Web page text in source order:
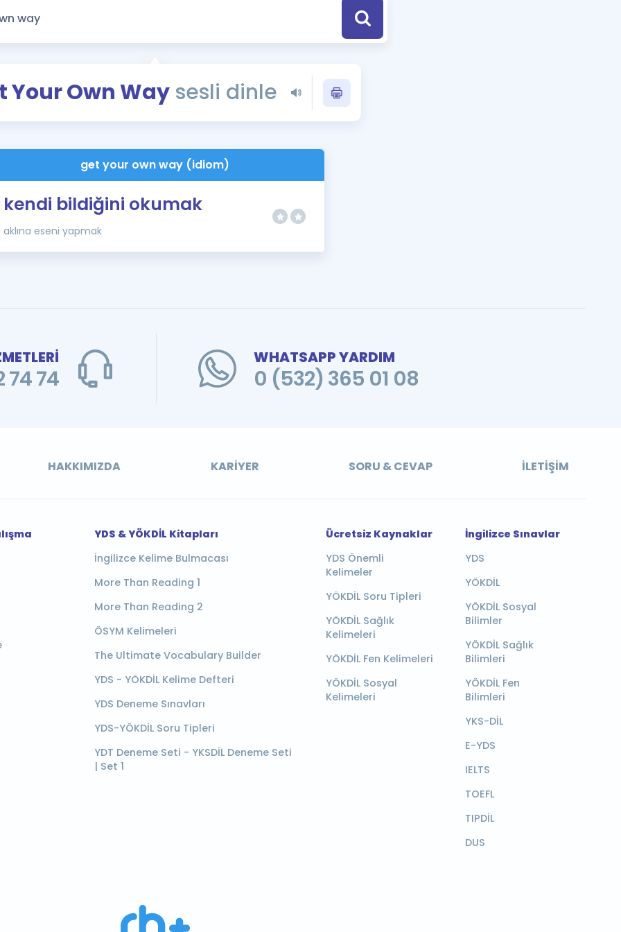
Eğitim ve Kitaplara Özel Fırsatlar
YDS - YÖKDİL Tüm Sınavlarla İlgili Haberler
İngilizce Gramer
İngilizce Gramer ve Konu Anlatımı
Your Own Waysesli dinle
get your own way (idiom)
kendi bildiğini okumak
aklına eseni yapmak
74
WHATSAPP YARDIM
0 (532) 365 01 08
HAKKIMIZDA KARIYER SORU & CEVAP İLETIŞIM
YDS & YÖKDİL Kitapları
İngilizce Kelime Bulmacası
More Than Reading 1
More Than Reading 2
ÖSYM Kelimeleri
The Ultimate Vocabulary Builder
YDS - YÖKDİL Kelime Defteri
YDS Deneme Sınavları
YDS-YÖKDİL Soru Tipleri
YDT Deneme Seti - YKSDİL Deneme Seti
| Set 1
Ücretsiz Kaynaklar
YDS Önemli
Kelimeler
YÖKDİL Soru Tipleri
YÖKDİL Sağlık
Kelimeleri
YÖKDİL Fen Kelimeleri
YÖKDİL Sosyal
Kelimeleri
İngilizce Sınavlar
YDS
YÖKDİL
YÖKDİL Sosyal
Bilimler
YÖKDİL Sağlık
Bilimleri
YÖKDİL Fen
Bilimleri
YKS-DİL
E-YDS
IELTS
TOEFL
TIPDİL
DUS